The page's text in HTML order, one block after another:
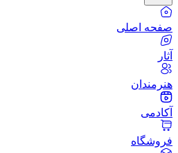
صفحه اصلی
آثار
هنرمندان
آکادمی
فروشگاه